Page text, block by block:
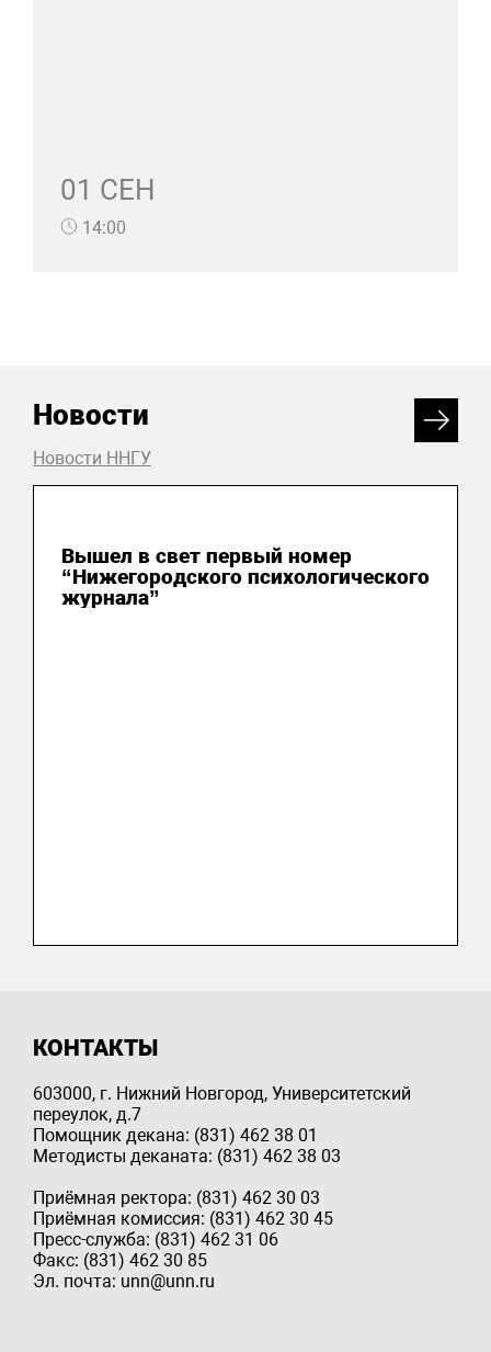
01 СЕН
14:00
Новости
Новости ННГУ
Вышел в свет первый номер
“Нижегородского психологического
журнала”
КОНТАКТЫ
603000, г. Нижний Новгород, Университетский
переулок, д.7
Помощник декана: (831) 462 38 01
Методисты деканата: (831) 462 38 03
Приёмная ректора: (831) 462 30 03
Приёмная комиссия: (831) 462 30 45
Пресс-служба: (831) 462 31 06
Факс: (831) 462 30 85
Эл. почта: unn@unn.ru